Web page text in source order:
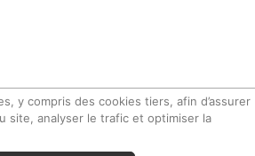
y compris des cookies tiers, afin d’assurer
site, analyser le trafic et optimiser la